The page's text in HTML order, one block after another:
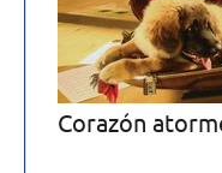
Corazón